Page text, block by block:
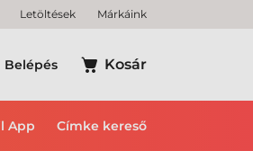
Letöltések Márkáink
Belépés Kosár
App Címke kereső